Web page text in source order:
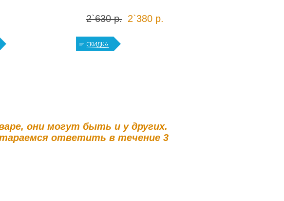
2`630 р. 2`380 р.
они могут быть и у других.
ответить в течение 3